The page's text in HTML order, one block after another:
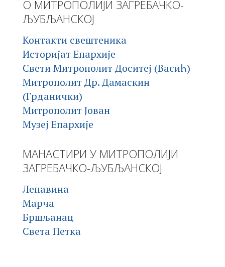
О МИТРОПОЛИЈИ ЗАГРЕБАЧКО-
ЉУБЉАНСКОЈ
Контакти свештеника
Историјат Епархије
Свети Митрополит Доситеј (Васић)
Митрополит Др. Дамаскин
(Грданички)
Митрополит Јован
Музеј Епархије
МАНАСТИРИ У МИТРОПОЛИЈИ
ЗАГРЕБАЧКО-ЉУБЉАНСКОЈ
Лепавина
Марча
Бршљанац
Света Петка